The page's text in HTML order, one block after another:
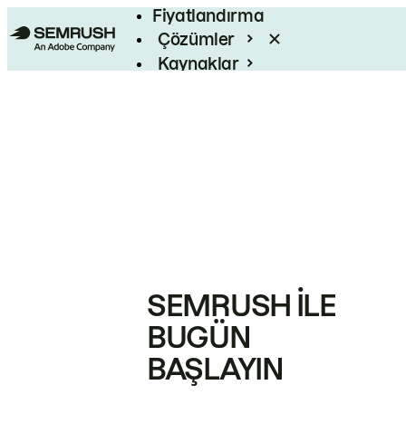
Fiyatlandırma
Çözümler
Kaynaklar
SEMRUSH ILE
BUGÜN
BAŞLAYIN